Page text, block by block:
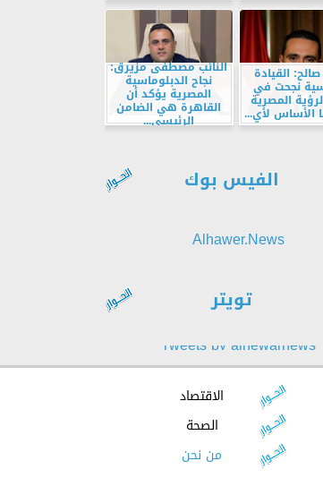
القيادة
نجحت في
المصرية
الأساس لأي...
النائب مصطفى مزيرق:
نجاح الدبلوماسية
المصرية يؤكد أن
القاهرة هي الضامن
الرئيسي...
الفيس بوك
Alhawer.News
تويتر
Tweets by alhewarnews
الاقتصاد
الصحة
من نحن